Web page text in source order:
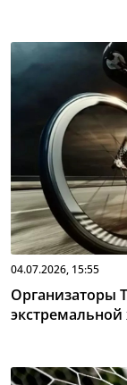
04.07.2026, 15:55
Организаторы